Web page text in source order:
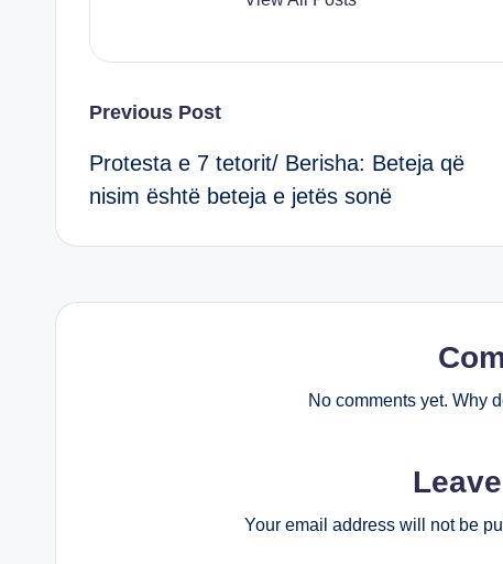
Post
navigation
Previous Post
Protesta e 7 tetorit/ Berisha: Beteja që
nisim është beteja e jetës sonë
No comments yet. Why
Your email address will not be